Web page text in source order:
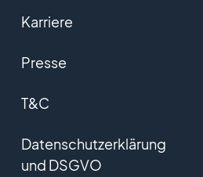
Karriere
Presse
T&C
Datenschutzerklärung
und DSGVO